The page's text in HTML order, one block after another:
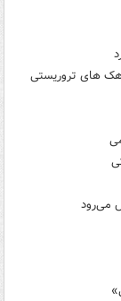
می‌رود